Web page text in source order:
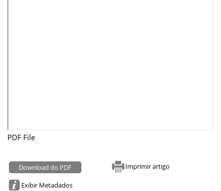
PDF File
Download do PDF Imprimir artigo
Exibir Metadados